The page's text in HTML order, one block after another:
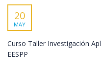
20
MAY
Curso Taller Investigación
EESPP